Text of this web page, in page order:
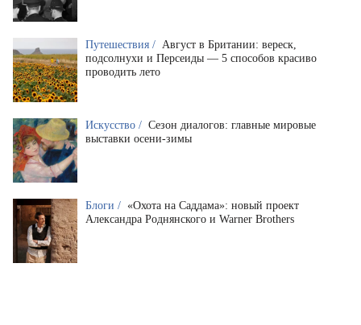
Путешествия / Август в Британии: вереск,
подсолнухи и Персеиды — 5 способов красиво
проводить лето
Искусство / Сезон диалогов: главные мировые
выставки осени-зимы
Блоги / «Охота на Саддама»: новый проект
Александра Роднянского и Warner Brothers